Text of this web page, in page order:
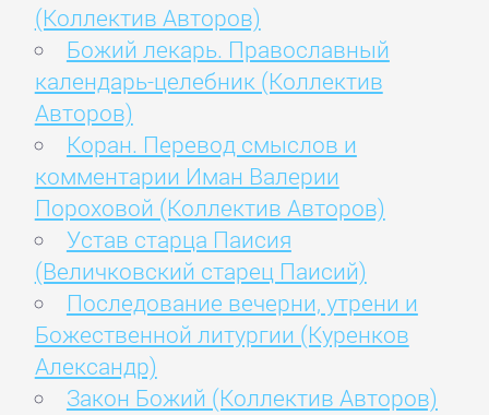
(Коллектив Авторов)
Божий лекарь. Православный
календарь-целебник (Коллектив
Авторов)
Коран. Перевод смыслов и
комментарии Иман Валерии
Пороховой (Коллектив Авторов)
Устав старца Паисия
(Величковский старец Паисий)
Последование вечерни, утрени и
Божественной литургии (Куренков
Александр)
Закон Божий (Коллектив Авторов)